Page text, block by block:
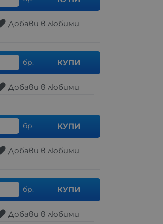
Добави в любими
бр. КУПИ
Добави в любими
бр. КУПИ
Добави в любими
бр. КУПИ
Добави в любими